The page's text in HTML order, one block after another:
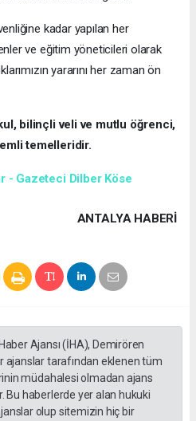
kadar yapılan her
ve eğitim yöneticileri olarak
yararını her zaman ön
bilinçli veli ve mutlu öğrenci,
temelleridir.
- Gazeteci Dilber Köse
ANTALYA HABERİ
Ajansı (İHA), Demirören
ajanslar tarafından eklenen tüm
müdahalesi olmadan ajans
Bu haberlerde yer alan hukuki
olup sitemizin hiç bir